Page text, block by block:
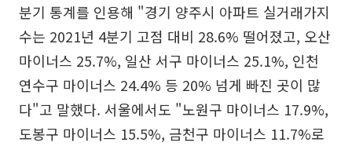
분기 통계를 인용해 "경기 양주시 아파트 실거래가지
수는 2021년 4분기 고점 대비 28.6% 떨어졌고, 오산
마이너스 25.7%, 일산 서구 마이너스 25.1%, 인천
연수구 마이너스 24.4% 등 20% 넘게 빠진 곳이 많
다"고 말했다. 서울에서도 "노원구 마이너스 17.9%,
도봉구 마이너스 15.5%, 금천구 마이너스 11.7%로